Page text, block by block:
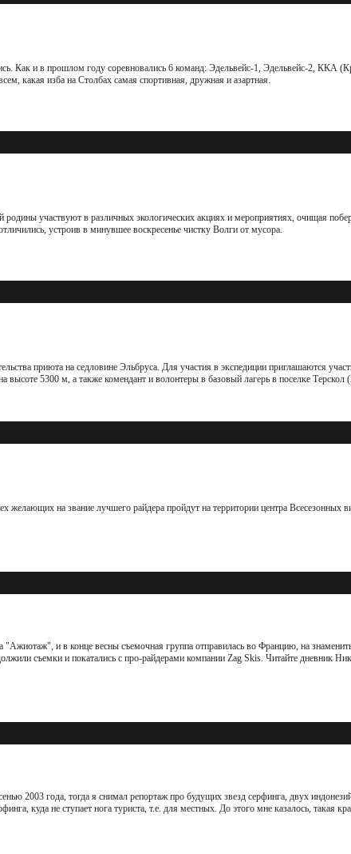
Как и в прошлом году соревновались 6 команд: Эдельвейс-1, Эдельвейс-2, ККА
какая изба на Столбах самая спортивная, дружная и азартная.
родины участвуют в различных экологических акциях и мероприятиях, очищая
устроив в минувшее воскресенье чистку Волги от мусора.
приюта на седловине Эльбруса. Для участия в экспедиции приглашаются
5300 м, а также комендант и волонтеры в базовый лагерь в поселке Терскол
желающих на звание лучшего райдера пройдут на территории центра Всесезонных
и в конце весны съемочная группа отправилась во Францию, на
съемки и покатались с про-райдерами компании Zag Skis. Читайте дневник
2003 года, тогда я снимал репортаж про будущих звезд серфинга, двух
куда не ступает нога туриста, т.е. для местных. До этого мне казалось, такая